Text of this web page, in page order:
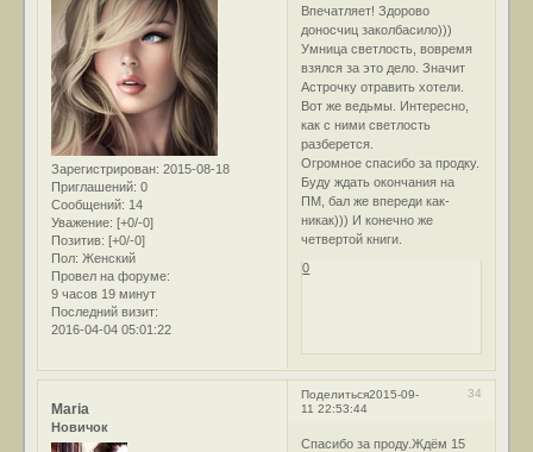
Зарегистрирован: 2015-08-18
Приглашений: 0
Сообщений: 14
Уважение: [+0/-0]
Позитив: [+0/-0]
Пол: Женский
Провел на форуме:
9 часов 19 минут
Последний визит:
2016-04-04 05:01:22
Впечатляет! Здорово
доносчиц заколбасило)))
Умница светлость, вовремя
взялся за это дело. Значит
Астрочку отравить хотели.
Вот же ведьмы. Интересно,
как с ними светлость
разберется.
Огромное спасибо за продку.
Буду ждать окончания на
ПМ, бал же впереди как-
никак))) И конечно же
четвертой книги.
0
Поделиться 34
2015-09-
11 22:53:44
Maria
Новичок
Спасибо за проду.Ждём 15